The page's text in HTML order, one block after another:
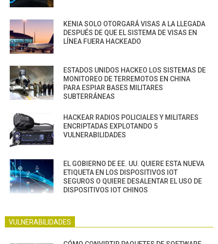
KENIA SOLO OTORGARÁ VISAS A LA LLEGADA
DESPUÉS DE QUE EL SISTEMA DE VISAS EN
LÍNEA FUERA HACKEADO
ESTADOS UNIDOS HACKEO LOS SISTEMAS DE
MONITOREO DE TERREMOTOS EN CHINA
PARA ESPIAR BASES MILITARES
SUBTERRÁNEAS
HACKEAR RADIOS POLICIALES Y MILITARES
ENCRIPTADAS EXPLOTANDO 5
VULNERABILIDADES
EL GOBIERNO DE EE. UU. QUIERE ESTA NUEVA
ETIQUETA EN LOS DISPOSITIVOS IOT
SEGUROS O QUIERE DESALENTAR EL USO DE
DISPOSITIVOS IOT CHINOS
VULNERABILIDADES